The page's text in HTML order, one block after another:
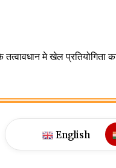
English